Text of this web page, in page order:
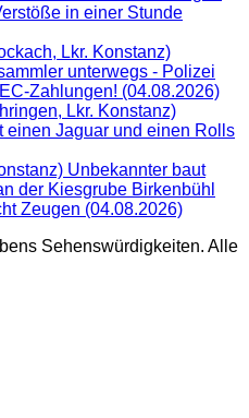
in einer Stunde
Lkr. Konstanz)
unterwegs - Polizei
Zahlungen! (04.08.2026)
Lkr. Konstanz)
einen Jaguar und einen Rolls
Unbekannter baut
der Kiesgrube Birkenbühl
Zeugen (04.08.2026)
Sehenswürdigkeiten. Alle